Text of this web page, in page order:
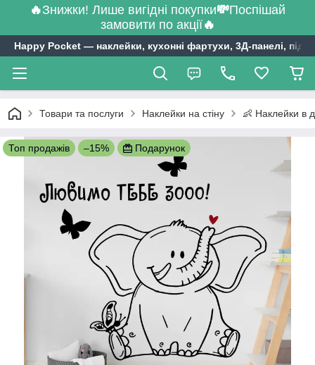
🔥Знижки! Лише вигідні покупки💸Поспішай
замовити по акції🔥
Happy Pocket ― наклейки, кухонні фартухи, 3Д-панелі,
Товари та послуги Наклейки на стіну 👶 Наклейки в
Топ продажів –15% Подарунок